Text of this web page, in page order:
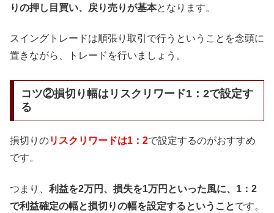
りの押し目買い、戻り売りが基本となります。
スイングトレードは順張り取引で行うということを念頭に
置きながら、トレードを行いましょう。
コツ②損切り幅はリスクリワード1：2で設定す
る
損切りのリスクリワードは1：2で設定するのがおすすめ
です。
つまり、 利益を2万円、損失を1万円といった風に、1：2
で利益確定の幅と損切りの幅を設定するということです。